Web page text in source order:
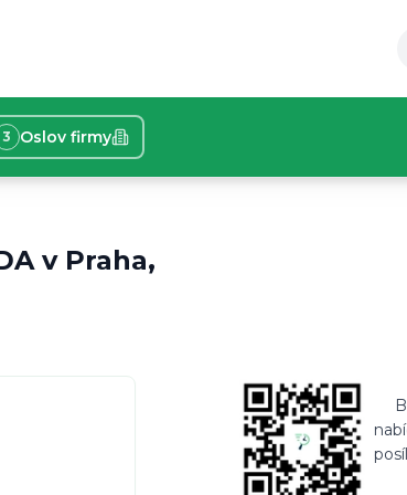
3 Oslov firmy
angličtinu, Otevřenost učit se
v Praha,